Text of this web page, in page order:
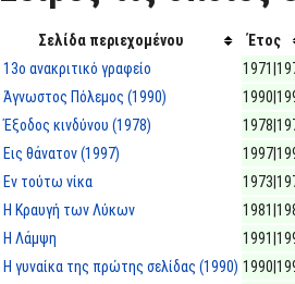
Σελίδα περιεχομένου
Έτος
13ο ανακριτικό γραφείο
Άγνωστος Πόλεμος (1990)
Έξοδος κινδύνου (1978)
Εις θάνατον (1997)
Εν τούτω νίκα
Η Κραυγή των Λύκων
Η Λάμψη
Η γυναίκα της πρώτης σελίδας (1990)